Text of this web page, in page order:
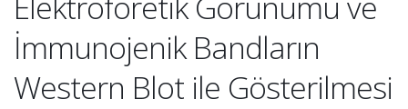
İmmunojenik Bandların
Western Blot ile Gösterilmesi